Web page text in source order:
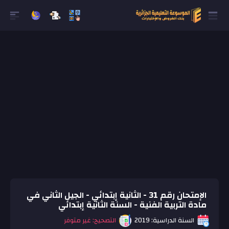
الإمتحان رقم 31 - الثانية إبتدائي - الجيل الثاني في
مادة التربية الفنية - السنة الثانية إبتدائي
السنة الدراسية: 2019 التصحيح: غير متوفر